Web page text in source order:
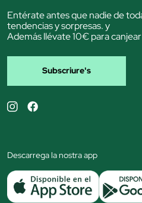
Entérate antes que nadie de
tendencias y sorpresas. y
Además llévate 10€ para
Subscriure's
Descarrega la nostra app